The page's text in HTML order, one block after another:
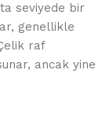
seviyede bir
genellikle
raf
ancak yine